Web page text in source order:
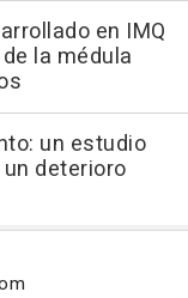
en IMQ
la médula
un estudio
deterioro